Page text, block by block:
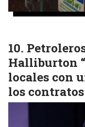
Halliburton
locales con
los contratos